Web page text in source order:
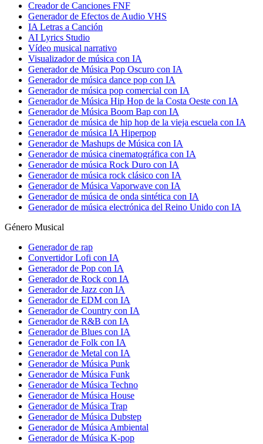
Creador de Canciones FNF
Generador de Efectos de Audio VHS
IA Letras a Canción
AI Lyrics Studio
Vídeo musical narrativo
Visualizador de música con IA
Generador de Música Pop Oscuro con IA
Generador de música dance pop con IA
Generador de música pop comercial con IA
Generador de Música Hip Hop de la Costa Oeste con IA
Generador de Música Boom Bap con IA
Generador de música de hip hop de la vieja escuela con IA
Generador de música IA Hiperpop
Generador de Mashups de Música con IA
Generador de música cinematográfica con IA
Generador de música Rock Duro con IA
Generador de música rock clásico con IA
Generador de Música Vaporwave con IA
Generador de música de onda sintética con IA
Generador de música electrónica del Reino Unido con IA
Género Musical
Generador de rap
Convertidor Lofi con IA
Generador de Pop con IA
Generador de Rock con IA
Generador de Jazz con IA
Generador de EDM con IA
Generador de Country con IA
Generador de R&B con IA
Generador de Blues con IA
Generador de Folk con IA
Generador de Metal con IA
Generador de Música Punk
Generador de Música Funk
Generador de Música Techno
Generador de Música House
Generador de Música Trap
Generador de Música Dubstep
Generador de Música Ambiental
Generador de Música K-pop